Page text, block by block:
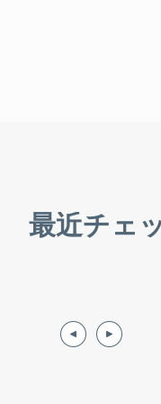
最近チェ